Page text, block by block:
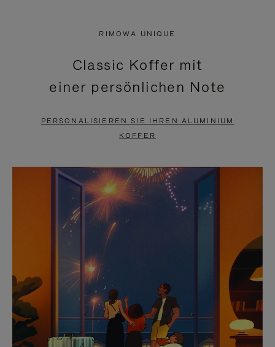
PAUSIERT,
BITTE
DRÜCKEN
ANZUHALTEN
KLICKEN
SIE
ZUM
AUFHEBEN
STUMMSCHALTUNG
RIMOWA UNIQUE
Classic Koffer mit
einer persönlichen Note
PERSONALISIEREN SIE IHREN ALUMINIUM
KOFFER